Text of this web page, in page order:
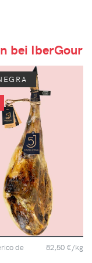
bei IberGour
de
82,50 €/kg